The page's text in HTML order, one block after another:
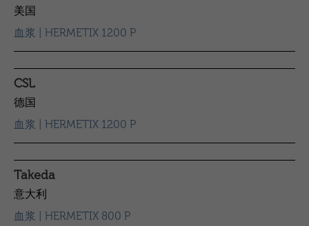
美国
血浆 | HERMETIX 1200 P
CSL
德国
血浆 | HERMETIX 1200 P
Takeda
意大利
血浆 | HERMETIX 800 P